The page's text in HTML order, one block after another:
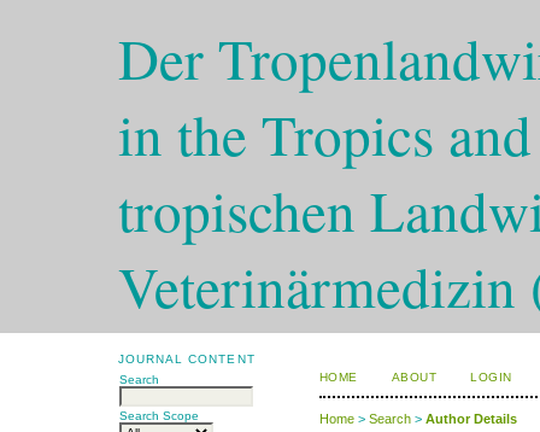
Der
in the Tropics
tropischen
Veterinärmedizin
JOURNAL CONTENT
Search
Search Scope
HOME ABOUT LOGIN
Home> Search> Author Details